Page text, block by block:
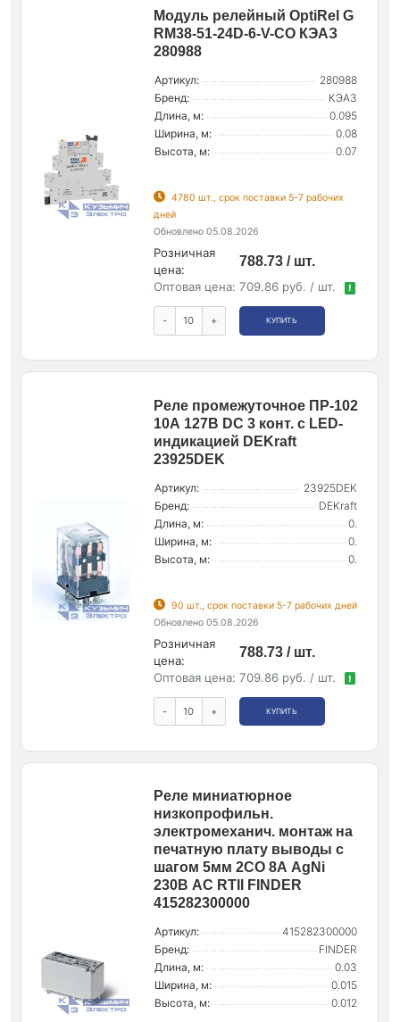
Модуль релейный OptiRel G
RM38-51-24D-6-V-CO КЭАЗ
280988
Артикул:
280988
Бренд:
КЭАЗ
Длина, м:
0.095
Ширина, м:
0.08
Высота, м:
0.07
4780 шт., срок поставки 5-7 рабочих
дней
Обновлено 05.08.2026
Розничная
цена:
788.73 / шт.
Оптовая цена: 709.86 руб. / шт. !
- + КУПИТЬ
Реле промежуточное ПР-102
10А 127В DC 3 конт. с LED-
индикацией DEKraft
23925DEK
Артикул:
23925DEK
Бренд:
DEKraft
Длина, м:
0.
Ширина, м:
0.
Высота, м:
0.
90 шт., срок поставки 5-7 рабочих дней
Обновлено 05.08.2026
Розничная
цена:
788.73 / шт.
Оптовая цена: 709.86 руб. / шт. !
- + КУПИТЬ
Реле миниатюрное
низкопрофильн.
электромеханич. монтаж на
печатную плату выводы с
шагом 5мм 2CO 8А AgNi
230В AC RTII FINDER
415282300000
Артикул:
415282300000
Бренд:
FINDER
Длина, м:
0.03
Ширина, м:
0.015
Высота, м:
0.012